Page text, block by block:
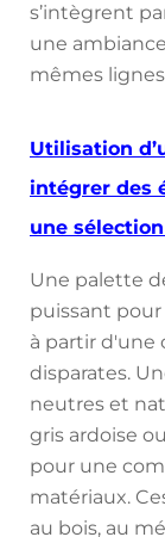
s’intègrent
une
mêmes
Utilisation
intégrer des
une
Une palette
puissant
à partir d'une
disparates.
neutres et
gris ardoise
pour une
matériaux.
au bois, au